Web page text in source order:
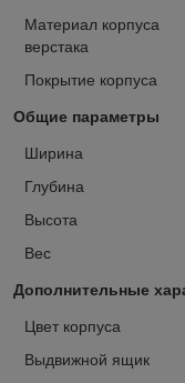
Материал корпуса
верстака
Покрытие корпуса
Общие параметры
Ширина
Глубина
Высота
Вес
Дополнительные
Цвет корпуса
Выдвижной ящик